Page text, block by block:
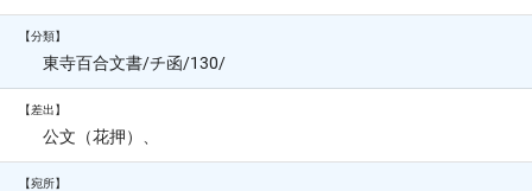
【分類】
東寺百合文書/チ函/130/
【差出】
公文（花押）、
【宛所】